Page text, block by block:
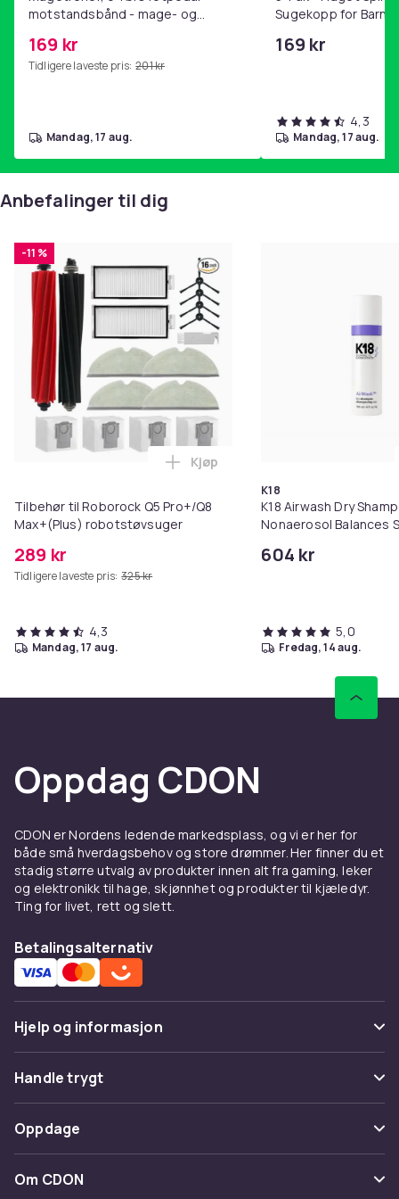
motstandsbånd - mage- og
hjemmegymnastikk Pink
169 kr
Tidligere laveste pris: 201 kr
mandag, 17 aug.
Sugekopp for Barn
169 kr
4,3
mandag, 17 aug.
Anbefalinger til dig
-11 %
Tilbehør til Roborock Q5 Pro+/Q8
Max+(Plus) robotstøvsuger
289 kr
Tidligere laveste pris: 325 kr
Legg Tilbehør til Roborock Q5
Kjøp
4,3
mandag, 17 aug.
K18
K18 Airwash Dry
Nonaerosol Balances
604 kr
5,0
fredag, 14 aug.
Oppdag CDON
CDON er Nordens ledende markedsplass, og vi er her for
både små hverdagsbehov og store drømmer. Her finner du et
stadig større utvalg av produkter innen alt fra gaming, leker
og elektronikk til hage, skjønnhet og produkter til kjæledyr.
Ting for livet, rett og slett.
Betalingsalternativ
Hjelp og informasjon
Vanlige spørsmål
Spor pakke
Angre & returner her
Kontakt oss
Handle trygt
Betaling
Levering
Oppdage
Kategorier
Om CDON